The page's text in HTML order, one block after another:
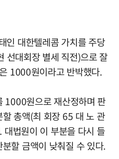
인 대한텔레콤 가치를 주당
대회장 별세 직전)으로 잘
1000원이라고 반박했다.
1000원으로 재산정하며 판
총액(최 회장 65 대 노 관
법원이 이 부분을 다시 들
할 금액이 낮춰질 수 있다.